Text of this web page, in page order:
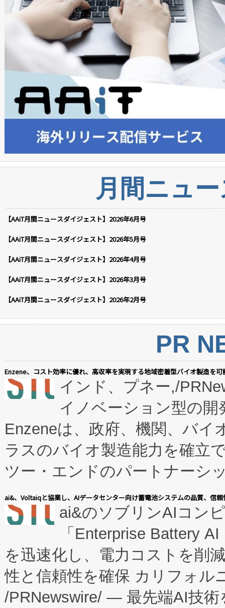
月間ニュ
【AAiT月間ニュースダイジェスト】2026年6月号
【AAiT月間ニュースダイジェスト】2026年5月号
【AAiT月間ニュースダイジェスト】2026年4月号
【AAiT月間ニュースダイジェスト】2026年3月号
【AAiT月間ニュースダイジェスト】2026年2月号
PR
Enzene、コスト効率に優れ、高収率を実現する地域密着型バイオ製造を
インド、プネー,/
イノベーション型の
Enzeneは、政府、機関、バイ
ラスのバイオ製造能力を確立
ツー・エンドのパートナーシ
表しました。 同社の実績ある
manufacturing™ (FCCM™) プ
たNeXは、バイオ医薬品製造
従来のフェッドバッチ施設の
に、患者やサプライチェーン
キー方式で拡張性が高く、持
ai&、Voltaiqと協業し、AIデータセンター向け蓄電池システムの品質、信
ai&のソブリンAIコン
「Enterprise Battery
を迅速化し、電力コストを削
性と信頼性を確保 カリフォル
/PRNewswire/ — 最先端AI技術